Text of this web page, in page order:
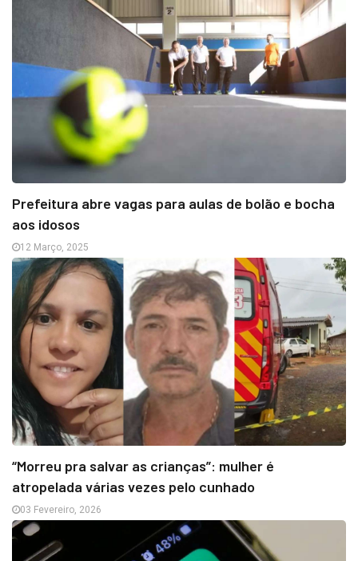
Prefeitura abre vagas para aulas de bolão e bocha
aos idosos
12 Março, 2025
“Morreu pra salvar as crianças”: mulher é
atropelada várias vezes pelo cunhado
03 Fevereiro, 2026